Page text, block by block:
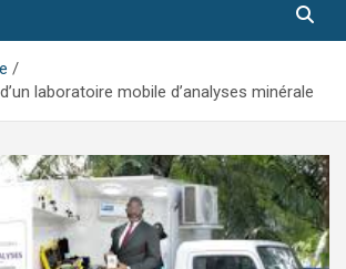
laboratoire mobile d’analyses minérale